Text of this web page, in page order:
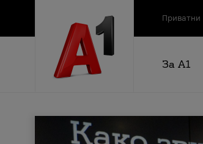
Приватни
За А1